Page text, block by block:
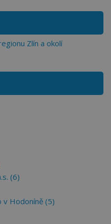
Zlín a okolí
(6)
Hodoníně (5)